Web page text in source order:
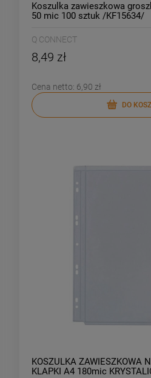
Koszulka zawieszkowa
50 mic 100 sztuk /KF15634/
Q CONNECT
8,49 zł
Cena netto: 6,90 zł
DO
KOSZULKA ZAWIESZKOWA
KLAPKI A4 180mic